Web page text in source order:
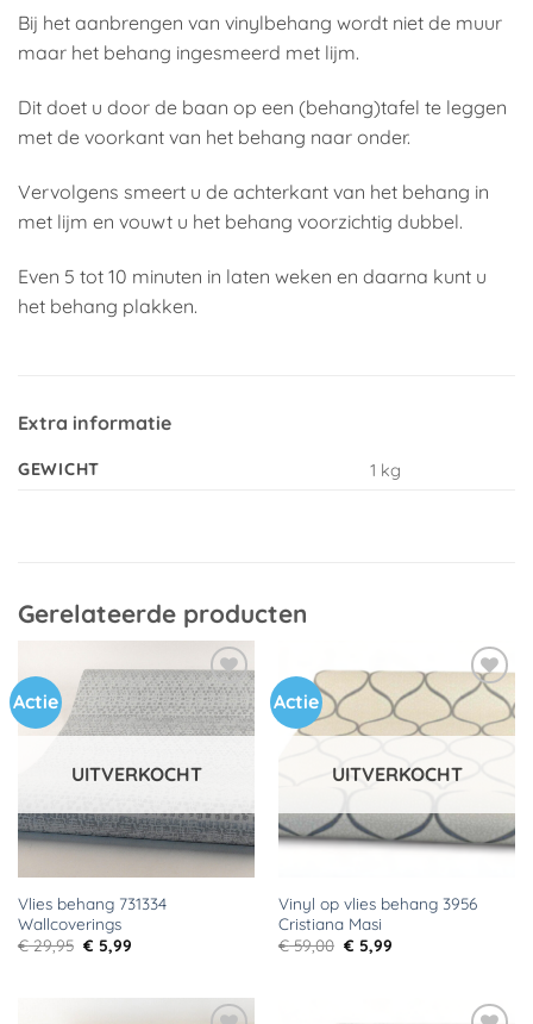
Bij het aanbrengen van vinylbehang wordt niet de muur
maar het behang ingesmeerd met lijm.
Dit doet u door de baan op een (behang)tafel te leggen
met de voorkant van het behang naar onder.
Vervolgens smeert u de achterkant van het behang in
met lijm en vouwt u het behang voorzichtig dubbel.
Even 5 tot 10 minuten in laten weken en daarna kunt u
het behang plakken.
Extra informatie
GEWICHT 1 kg
Gerelateerde producten
Actie
Toevoegen
aan
verlanglijst
UITVERKOCHT
Vlies behang 731334
Wallcoverings
€29,95 Oorspronkelijke
prijs
€ 5,99Huidige
Actie
Toevoegen
aan
verlanglijst
UITVERKOCHT
Vinyl op vlies behang 3956
Cristiana Masi
€59,00 Oorspronkelijke
prijs
€ 5,99Huidige